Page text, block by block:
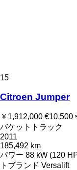
15
Citroen Jumper
￥1,912,000 €10,500
バケットトラック
2011
185,492 km
パワー 88 kW (120
トブランド Versalift